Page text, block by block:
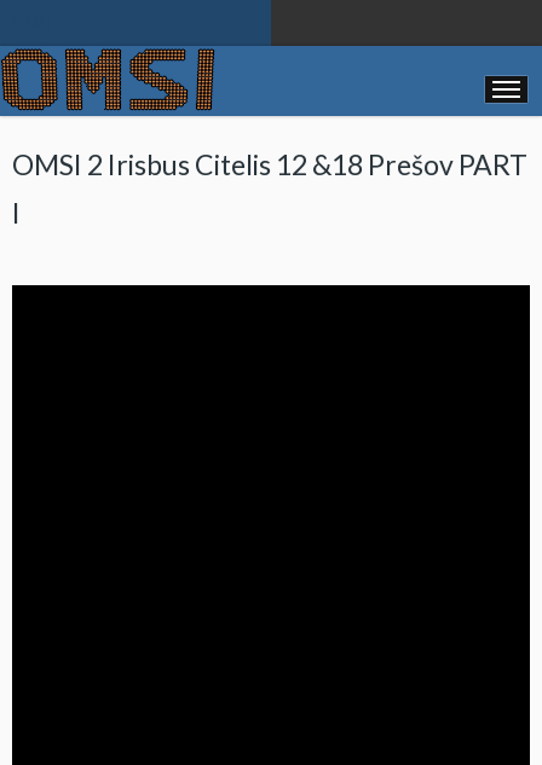
OMSI 2 Irisbus Citelis 12 &18 Prešov PART
I